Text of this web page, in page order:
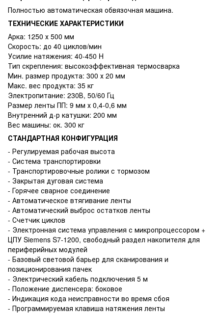
Полностью автоматическая обвязочная машина.
ТЕХНИЧЕСКИЕ ХАРАКТЕРИСТИКИ
Арка: 1250 х 500 мм
Скорость: до 40 циклов/мин
Усилие натяжения: 40-450 H
Тип скрепления: высокоэффективная термосварка
Мин. размер продукта: 300 х 20 мм
Макс. вес продукта: 35 кг
Электропитание: 230В, 50/60 Гц
Размер ленты ПП: 9 мм х 0,4-0,6 мм
Внутренний д-р катушки: 200 мм
Вес машины: ок. 300 кг
СТАНДАРТНАЯ КОНФИГУРАЦИЯ
- Регулируемая рабочая высота
- Система транспортировки
- Транспортировочные ролики с тормозом
- Закрытая дуговая система
- Горячее сварное соединение
- Автоматическое втягивание ленты
- Автоматический выброс остатков ленты
- Счетчик циклов
- Электронная система управления с микропроцессором +
ЦПУ Siemens S7-1200, свободный раздел накопителя для
периферийных модулей
- Базовый световой барьер для сканирования и
позиционирования пачек
- Электрический кабель подключения 5 м
- Положение диспенсера: боковое
- Индикация кода неисправности во время сбоя
- Программируемая клавиша натяжения ленты